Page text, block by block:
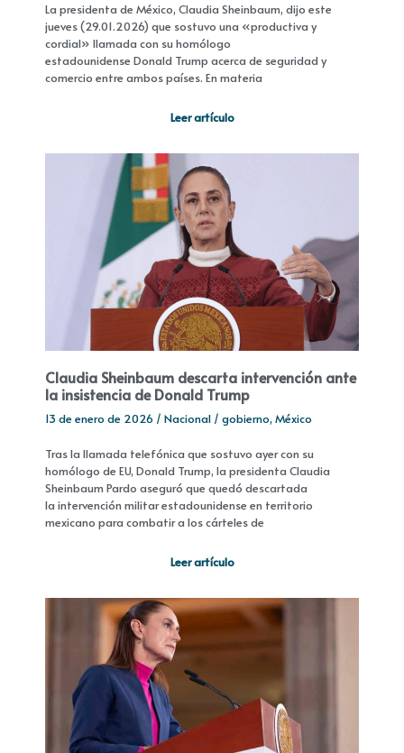
La presidenta de México, Claudia Sheinbaum, dijo este
jueves (29.01.2026) que sostuvo una «productiva y
cordial» llamada con su homólogo
estadounidense Donald Trump acerca de seguridad y
comercio entre ambos países. En materia
Leer artículo
Claudia Sheinbaum descarta intervención ante
la insistencia de Donald Trump
13 de enero de 2026 / Nacional / gobierno, México
Tras la llamada telefónica que sostuvo ayer con su
homólogo de EU, Donald Trump, la presidenta Claudia
Sheinbaum Pardo aseguró que quedó descartada
la intervención militar estadounidense en territorio
mexicano para combatir a los cárteles de
Leer artículo